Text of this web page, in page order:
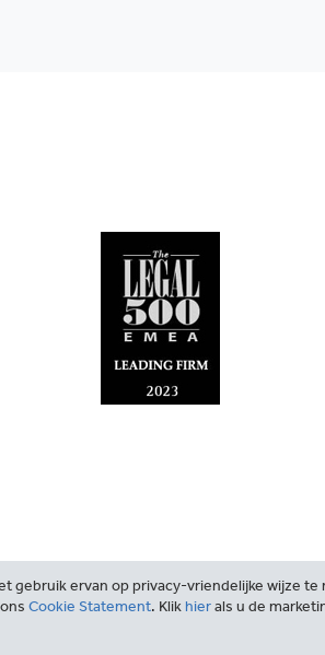
gebruik ervan op privacy-vriendelijke wijze te
Cookie Statement. Klik hier als u de